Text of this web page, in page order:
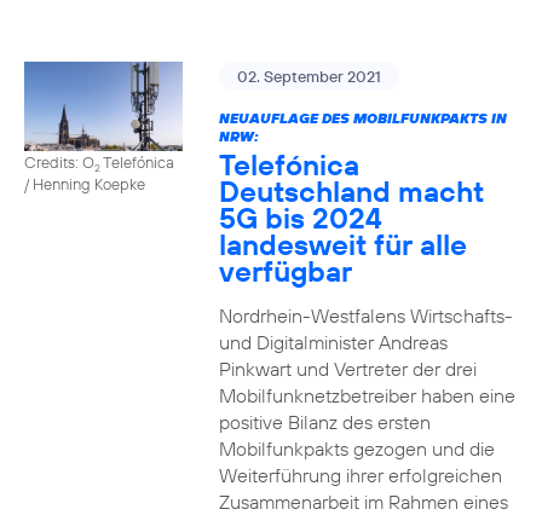
Credits: O2Telefónica
/ Henning Koepke
02. September 2021
NEUAUFLAGE DES MOBILFUNKPAKTS IN
NRW:
Telefónica
Deutschland macht
5G bis 2024
landesweit für alle
verfügbar
Nordrhein-Westfalens Wirtschafts-
und Digitalminister Andreas
Pinkwart und Vertreter der drei
Mobilfunknetzbetreiber haben eine
positive Bilanz des ersten
Mobilfunkpakts gezogen und die
Weiterführung ihrer erfolgreichen
Zusammenarbeit im Rahmen eines